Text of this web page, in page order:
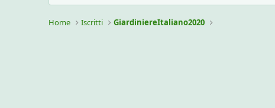
Home Iscritti GiardiniereItaliano2020